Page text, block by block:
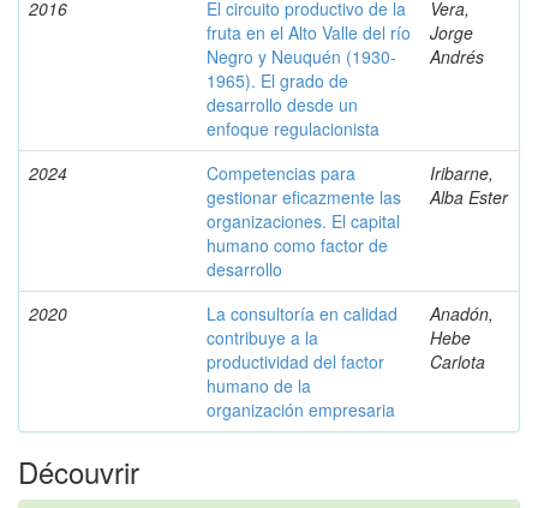
2016
El circuito productivo de la
fruta en el Alto Valle del río
Negro y Neuquén (1930-
1965). El grado de
desarrollo desde un
enfoque regulacionista
Vera,
Jorge
Andrés
2024
Competencias para
gestionar eficazmente las
organizaciones. El capital
humano como factor de
desarrollo
Iribarne,
Alba Ester
2020
La consultoría en calidad
contribuye a la
productividad del factor
humano de la
organización empresaria
Anadón,
Hebe
Carlota
Découvrir